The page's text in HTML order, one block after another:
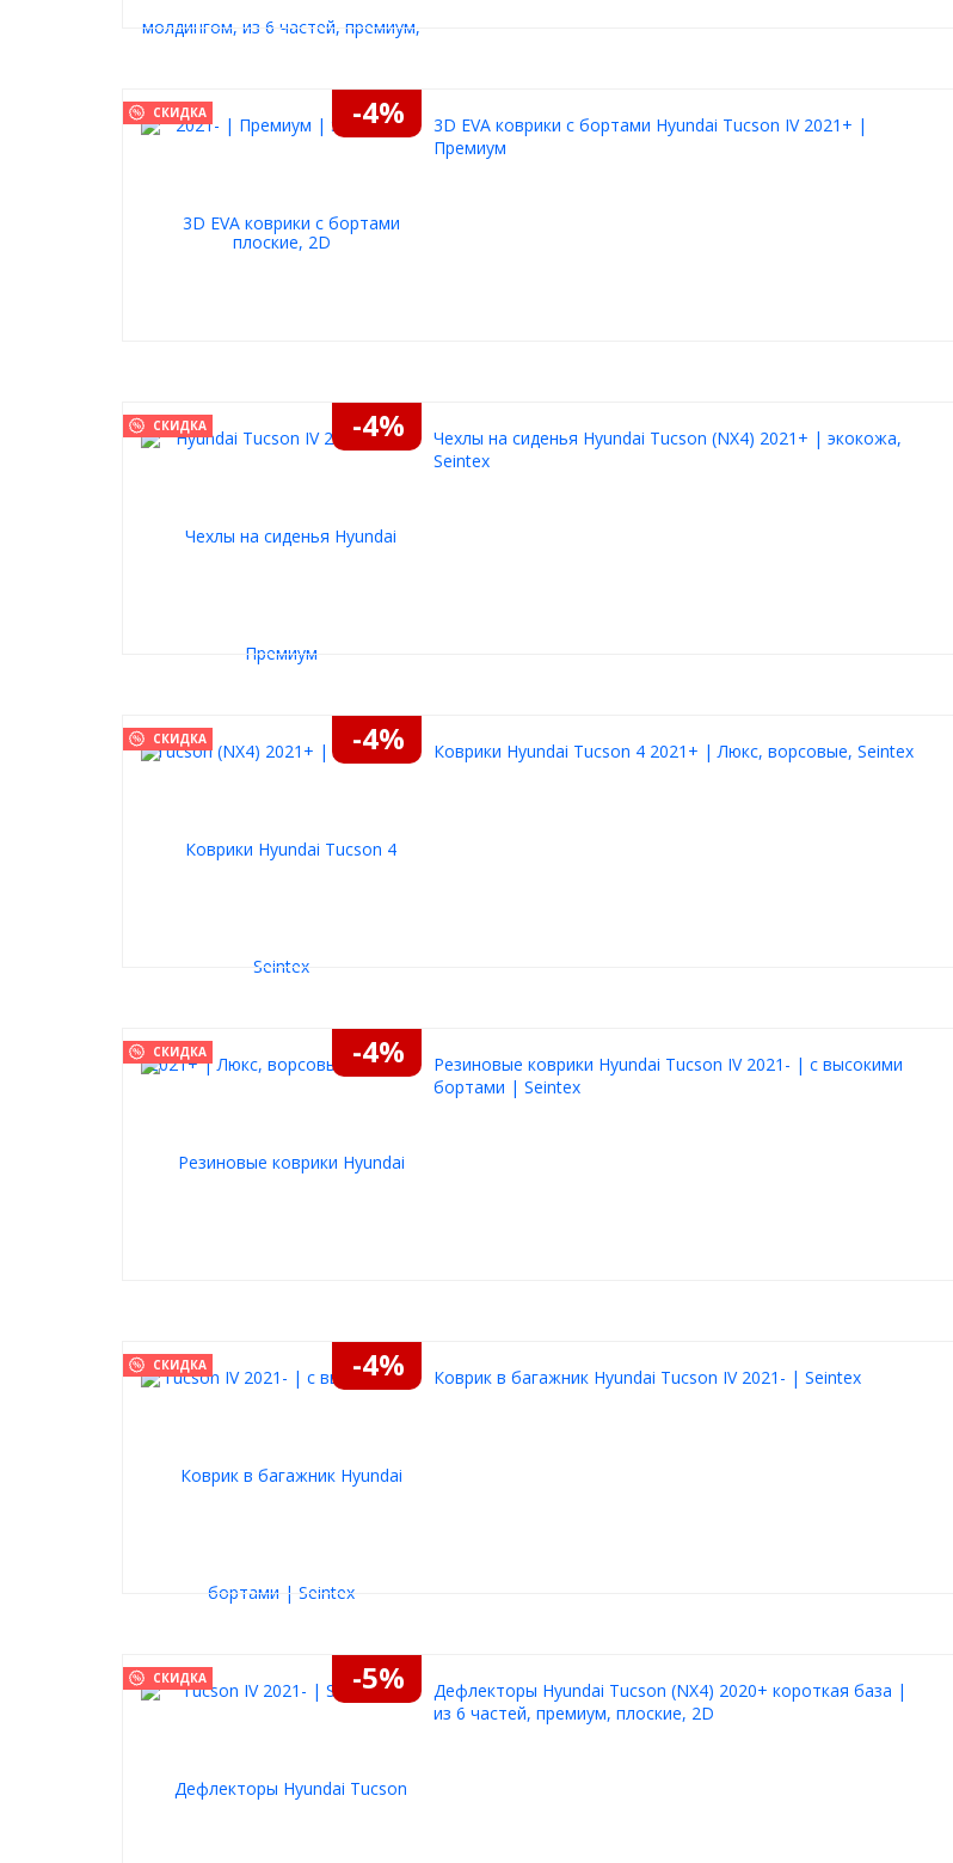
СКИДКА -4%
3D EVA коврики с бортами Hyundai Tucson IV 2021+ |
Премиум
СКИДКА -4%
Чехлы на сиденья Hyundai Tucson (NX4) 2021+ | экокожа,
Seintex
СКИДКА -4% Коврики Hyundai Tucson 4 2021+ | Люкс, ворсовые, Seintex
СКИДКА -4%
Резиновые коврики Hyundai Tucson IV 2021- | с высокими
бортами | Seintex
СКИДКА -4% Коврик в багажник Hyundai Tucson IV 2021- | Seintex
СКИДКА -5%
Дефлекторы Hyundai Tucson (NX4) 2020+ короткая база |
из 6 частей, премиум, плоские, 2D